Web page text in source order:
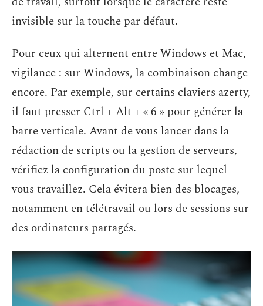
invisible sur la touche par défaut.
Pour ceux qui alternent entre Windows et Mac,
vigilance : sur Windows, la combinaison change
encore. Par exemple, sur certains claviers azerty,
il faut presser Ctrl + Alt + « 6 » pour générer la
barre verticale. Avant de vous lancer dans la
rédaction de scripts ou la gestion de serveurs,
vérifiez la configuration du poste sur lequel
vous travaillez. Cela évitera bien des blocages,
notamment en télétravail ou lors de sessions sur
des ordinateurs partagés.